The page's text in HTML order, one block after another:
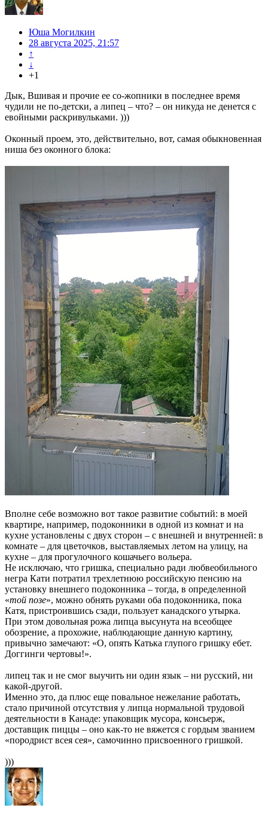
Юша Могилкин
28 августа 2025, 21:57
↑
↓
+1
Дык, Вшивая и прочие ее со-жопники в последнее время
чудили не по-детски, а липец – что? – он никуда не денется с
евойными раскривульками. )))
Оконный проем, это, действительно, вот, самая обыкновенная
ниша без оконного блока:
Вполне себе возможно вот такое развитие событий: в моей
квартире, например, подоконники в одной из комнат и на
кухне установлены с двух сторон – с внешней и внутренней: в
комнате – для цветочков, выставляемых летом на улицу, на
кухне – для прогулочного кошачьего вольера.
Не исключаю, что гришка, специально ради любвеобильного
негра Кати потратил трехлетнюю российскую пенсию на
установку внешнего подоконника – тогда, в определенной
«той позе», можно обнять руками оба подоконника, пока
Катя, пристроившись сзади, пользует канадского утырка.
При этом довольная рожа липца высунута на всеобщее
обозрение, а прохожие, наблюдающие данную картину,
привычно замечают: «О, опять Катька глупого гришку ебет.
Доггинги чертовы!».
липец так и не смог выучить ни один язык – ни русский, ни
какой-другой.
Именно это, да плюс еще повальное нежелание работать,
стало причиной отсутствия у липца нормальной трудовой
деятельности в Канаде: упаковщик мусора, консьерж,
доставщик пиццы – оно как-то не вяжется с гордым званием
«породрист всея сея», самочинно присвоенного гришкой.
)))